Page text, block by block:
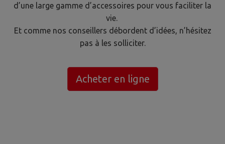
d’une large gamme d’accessoires pour vous faciliter la
vie.
Et comme nos conseillers débordent d’idées, n’hésitez
pas à les solliciter.
Acheter en ligne